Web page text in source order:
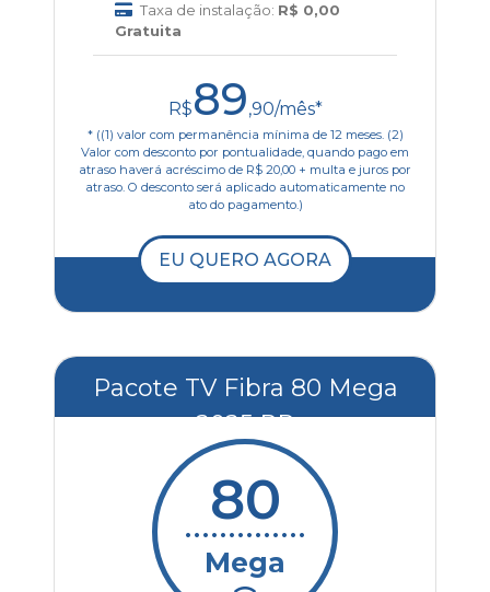
Taxa de instalação: R$ 0,00
Gratuita
R$89,90/mês*
* ((1) valor com permanência mínima de 12 meses. (2)
Valor com desconto por pontualidade, quando pago em
atraso haverá acréscimo de R$ 20,00 + multa e juros por
atraso. O desconto será aplicado automaticamente no
ato do pagamento.)
EU QUERO AGORA
Pacote TV Fibra 80 Mega
2025 RP
80
..............
Mega